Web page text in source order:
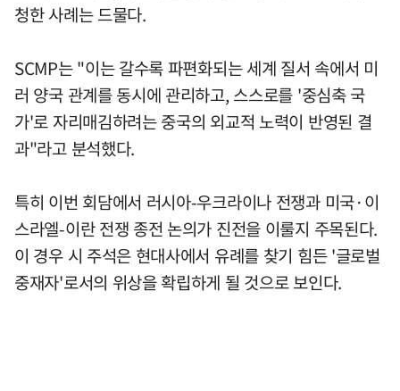
청한 사례는 드물다.
SCMP는 "이는 갈수록 파편화되는 세계 질서 속에서 미
러 양국 관계를 동시에 관리하고, 스스로를 '중심축 국
가'로 자리매김하려는 중국의 외교적 노력이 반영된 결
과"라고 분석했다.
특히 이번 회담에서 러시아-우크라이나 전쟁과 미국·이
스라엘-이란 전쟁 종전 논의가 진전을 이룰지 주목된다.
이 경우 시 주석은 현대사에서 유례를 찾기 힘든 '글로벌
중재자'로서의 위상을 확립하게 될 것으로 보인다.